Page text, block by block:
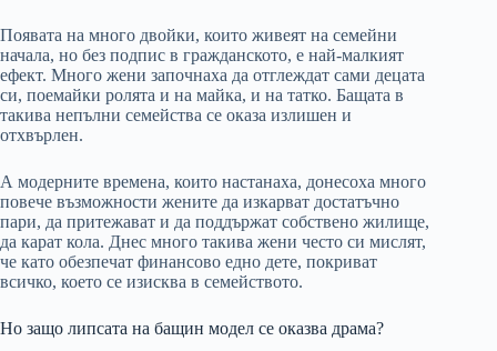
Появата на много двойки, които живеят на семейни
начала, но без подпис в гражданското, е най-малкият
ефект. Много жени започнаха да отглеждат сами децата
си, поемайки ролята и на майка, и на татко. Бащата в
такива непълни семейства се оказа излишен и
отхвърлен.
А модерните времена, които настанаха, донесоха много
повече възможности жените да изкарват достатъчно
пари, да притежават и да поддържат собствено жилище,
да карат кола. Днес много такива жени често си мислят,
че като обезпечат финансово едно дете, покриват
всичко, което се изисква в семейството.
Но защо липсата на бащин модел се оказва драма?